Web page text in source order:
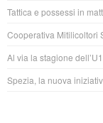
o
k
p
Tattica e possessi in
Cooperativa Mitilicoltori
Al via la stagione
Spezia, la nuova